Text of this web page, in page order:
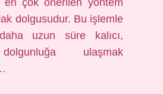
en çok önerilen yöntem
dolgusudur. Bu işlemle
uzun süre kalıcı,
ulaşmak